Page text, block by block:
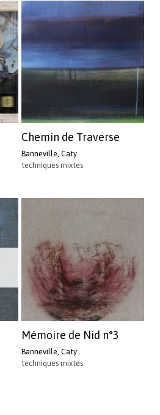
Revenir à l'Artotek
Chemin de Traverse
Banneville, Caty
techniques mixtes
Mémoire de Nid n°3
Banneville, Caty
techniques mixtes